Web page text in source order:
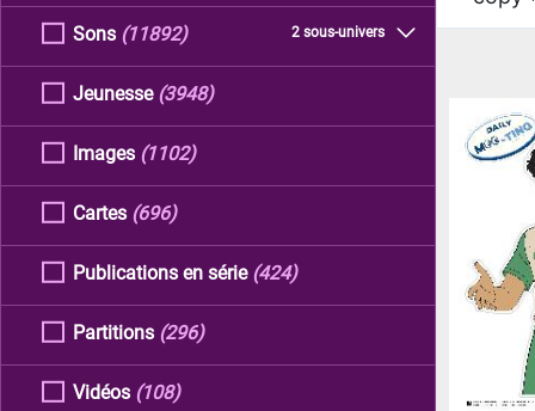
Sons 2 sous-univers
(11892)
Jeunesse (3948)
Images (1102)
Cartes (696)
Publications en série (424)
Partitions (296)
Vidéos (108)